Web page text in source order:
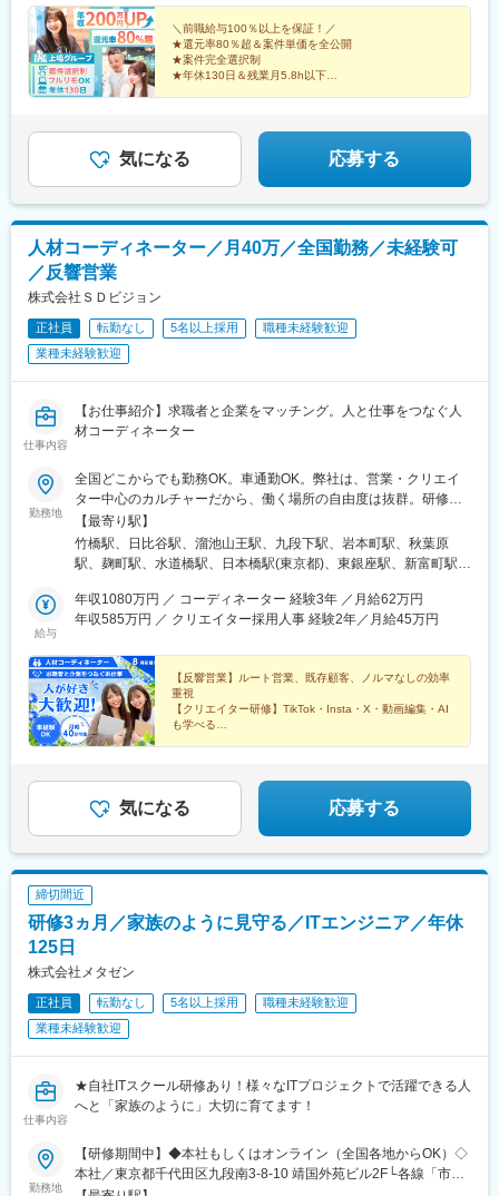
阪難波駅、大阪上本町駅、都島駅、新深江駅、ＪＲ淡路駅、新福
島駅、大阪梅田駅(阪神線)、西中島南方駅、新今宮駅、ＪＲ河内永
和駅、高井田駅(関西本線)、富田林西口駅、宮之阪駅、新柴又駅、
高輪ゲートウェイ駅、西日暮里駅、和泉多摩川駅、萩山駅、新宿
御苑前駅、西太子堂駅、二重橋前駅、牛田駅(東京都)、上野広小路
駅、府中駅(東京都)、春日駅(東京都)、池袋駅、王子駅、とうきょ
うスカイツリー駅、九品仏駅、立川駅、豊島園駅(西武線)、生駒
駅、大和高田駅、金山駅(福岡県)、西鉄福岡駅、香椎駅、祇園駅
駅、東垂水駅、三宮駅(神戸市営)、西代駅、住吉駅(兵庫県・阪神
線)、灘駅、高速神戸駅、鳴尾・武庫川女子大前駅、中山観音駅、
さっぽろ駅、一乗寺駅、烏丸御池駅、京都河原町駅、西線１１条
駅、鷹野橋駅、草津南駅、卸町駅(宮城県)、第一通り駅、西川緑道
公園駅、新水前寺駅前駅、恵比寿駅、中津駅(地下鉄)、西一宮駅、
下小田井駅、近鉄名古屋駅、熱田神宮西駅、仙台駅、二本木口
駅、猿猴橋町駅、川越市駅、神奈川新町駅、横浜駅、馬車道駅、
弘明寺駅(京急線)、武蔵溝ノ口駅、日吉町駅、鬼越駅、京成千葉
駅、近義の里駅、白鷺駅、大阪阿部野橋駅、千林駅、住吉駅(大阪
海線)、桃谷駅、福島駅(大阪府・阪神線)、大阪駅、河内永和駅、
泉岳寺駅、西日暮里駅(舎人ライナー)、八坂駅、東新宿駅、京橋駅
駅、飯田橋駅、東池袋駅、曳舟駅、立川南駅、練馬駅、宝山寺
駅、福大前駅、天神南駅、香椎宮前駅、芦屋駅(阪神線)、三宮駅
(神戸新交通)、石屋川駅、岩屋駅(兵庫県)、湊川駅、北１２条駅、
三条駅(京都府)、西線６条駅、広電本社前駅、城下駅(岡山県)、味
噌天神前駅
ル1F【北海道支社】北海道札幌市中央区南2条西10-1000-24
TAKETOビル
＼前職給与100％以上を保証！／
★還元率80％超＆案件単価を全公開
★案件完全選択制
★年休130日＆残業月5.8h以下
気になる 応募する
人材コーディネーター／月40万／全国勤務／未経験可
／反響営業
株式会社ＳＤビジョン
正社員 転勤なし 5名以上採用
職種未経験歓迎
業種未経験歓迎
仕事内容
【お仕事紹介】求職者と企業をマッチング。人と仕事をつなぐ人
材コーディネーター
勤務地
全国どこからでも勤務OK。車通勤OK。弊社は、営業・クリエイ
ター中心のカルチャーだから、働く場所の自由度は抜群。研修期
間は指定勤務先への出勤となります。引越に抵抗がある方は、”引
越費用 補助制度”を利用下さい。■引越費用補助：社内規定により
【最大10万円迄】支給■家具・家電購入費用補助：社内規定によ
り、補助金額や対象範囲が異なります。【引越費用補助：主な対
象者】人材コーディネーター職で3年以上の勤務経験と、一定規模
条件以外の方へ】上記以外の方（未経験者・他職種・初めての転
職の方・異業種からの応募等）についても、・社会人経験や職歴
（前職種での実績等）・転居の必要性、ご家族の有無、ご自身の
経済状況や生活上の課題等を総合的に考慮し、当社内の審査・規
定に基づき、適用可否や支給上限、対象品目を個別に検討・決定
の適用実例等は面接時に丁寧にご説明いたします。
【最寄り駅】
竹橋駅、日比谷駅、溜池山王駅、九段下駅、岩本町駅、秋葉原
駅、麹町駅、水道橋駅、日本橋駅(東京都)、東銀座駅、新富町駅
ヒルズ駅、新橋駅、浜松町駅、田町駅(東京都)、広尾駅、新宿駅、
西新宿駅、飯田橋駅、四ツ谷駅、高田馬場駅、東新宿駅、浅草橋
駅、五反田駅、武蔵小山駅、中目黒駅、自由が丘駅、蒲田駅、三
軒茶屋駅、二子玉川駅、恵比寿駅、代々木駅、中野駅(東京都)、阿
佐ケ谷駅、池袋駅、目白駅、赤羽駅、日暮里駅(舎人ライナー)、成
増駅、練馬駅、綾瀬駅、新小岩駅、西葛西駅、吉祥寺駅、三鷹
駅、町田駅、調布駅、京王八王子駅、立川駅、小田急多摩センタ
り駅、新横浜駅、川崎駅、武蔵小杉駅、武蔵溝ノ口駅、藤沢駅、
相模大野駅、本厚木駅、横須賀中央駅、平塚駅、鎌倉駅、小田原
駅、大和駅(神奈川県)、大宮駅(埼玉県)、浦和駅、川口駅、所沢
田駅、木更津駅、南流山駅、愛宕駅(千葉県)、茂原駅、西梅田駅、
梅田駅(地下鉄)、渡辺橋駅、心斎橋駅、なんば駅(南海線)、本町
駅、なにわ橋駅、天王寺駅、大阪阿部野橋駅、新大阪駅、堺東
京都駅、三条駅(京都府)、烏丸駅、宇治駅(奈良線)、長岡京駅、名
古屋駅、名鉄名古屋駅、栄駅(愛知県)、伏見駅(愛知県)、久屋大通
駅、上前津駅、金山駅(愛知県)、千種駅、尾張一宮駅、東岡崎駅、
豊田市駅、豊橋駅、春日井駅(中央本線)、安城駅、博多駅、中洲川
端駅、天神駅、西鉄福岡駅、薬院駅、渡辺通駅、唐人町駅、千早
飯塚駅、西鉄二日市駅、さっぽろ駅、旭川駅、函館駅、苫小牧
駅、帯広駅、青森駅、弘前駅、八戸駅、五所川原駅、七戸十和田
本塩釜駅、古川駅、石巻駅、名取駅、秋田駅、横手駅、大曲駅(秋
田県)、西目駅、能代駅、山形駅、米沢駅、鶴岡駅、酒田駅、福島
駅(福島県)、会津若松駅、郡山駅(福島県)、いわき駅、水戸駅、つ
給与
年収1080万円 ／ コーディネーター 経験3年 ／月給62万円
年収585万円 ／ クリエイター採用人事 経験2年／月給45万円
【反響営業】ルート営業、既存顧客、ノルマなしの効率
重視
【クリエイター研修】TikTok・Insta・X・動画編集・AI
も学べる
気になる 応募する
締切間近
研修3ヵ月／家族のように見守る／ITエンジニア／年休
125日
株式会社メタゼン
正社員 転勤なし 5名以上採用
職種未経験歓迎
業種未経験歓迎
仕事内容
★自社ITスクール研修あり！様々なITプロジェクトで活躍できる人
へと「家族のように」大切に育てます！
勤務地
【研修期間中】◆本社もしくはオンライン（全国各地からOK）◇
本社／東京都千代田区九段南3-8-10 靖国外苑ビル2F└各線「市ケ